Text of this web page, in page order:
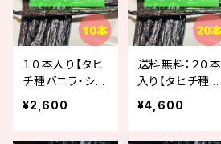
１０本入り【タヒ
チ種バニラ・ショ
ートサイズ（14-1
5cm）】
¥2,600
送料無料：２０本
入り【タヒチ種バ
ニラ・ショートサ
イズ（14-15c
¥4,600